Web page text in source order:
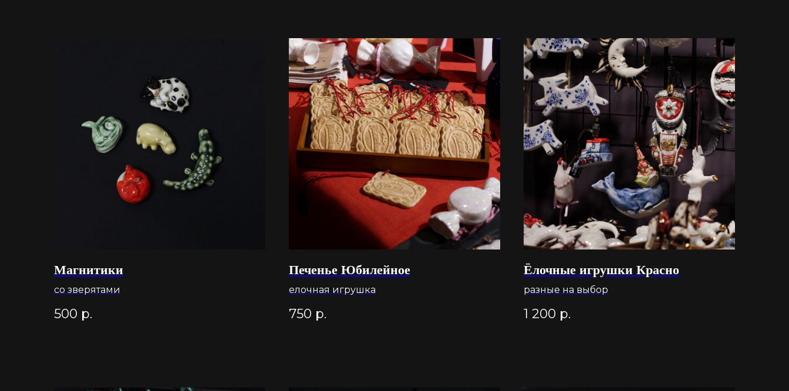
Магнитики
со зверятами
500 р.
Печенье Юбилейное
елочная игрушка
750 р.
Ёлочные игрушки Красно
разные на выбор
1 200 р.